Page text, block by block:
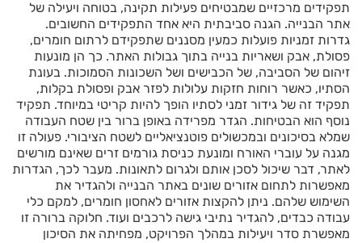
תפקידים מרכזיים שמבטיחים פעילות תקינה, בטוחה ויעילה של
אתר הבנייה. הגנה סביבתית היא אחד התפקידים החשובים.
גדרות זמניות פועלות כמעין מסננים שתפקידם לרתום חומרים,
פסולת, אבק ושאריות בנייה בתוך גבולות האתר. כך הן מונעות
זיהום של הסביבה, של הכבישים ושל השכונות הסמוכות. בעונת
הסתיו, כאשר רוחות חזקות עלולות לפזר אבק ופסולת בקלות,
תפקיד זה של גידור זמני לסתיו הופך להיות קריטי במיוחד. תפקיד
נוסף הוא הבטיחות. הגדר מפרידה באופן ברור בין שטח העבודה
שמלא בסיכונים ובמכשולים פוטנציאליים לשטח הציבורי. פעולה זו
מגנה על עוברי האורח ומונעת כניסת גורמים זרים שאינם מורשים
לאתר, דבר שיכול לסכן אותם ולגרום לתאונות. מעבר לכך, הגדרות
מאפשרות לתחום אזורים שונים באתר הבנייה ולהגדיר את
השימוש שלהם. ניתן להקצות אזורים לאחסון חומרים, למקם כלי
עבודה כבדים, להגדיר נתיבי גישה לרכבים ועוד. חלוקה ברורה זו
מאפשרת סדר ויעילות במהלך הפרויקט, מפחיתה את הסיכון